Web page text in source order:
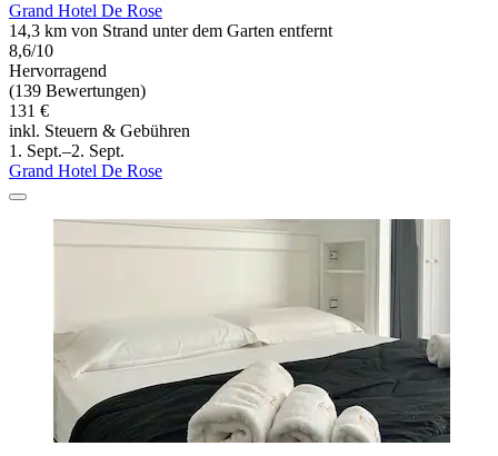
Grand Hotel De Rose
14,3 km von Strand unter dem Garten entfernt
8,6/10
Hervorragend
(139 Bewertungen)
131 €
inkl. Steuern & Gebühren
1. Sept.–2. Sept.
Grand Hotel De Rose